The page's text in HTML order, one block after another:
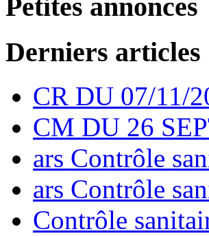
Petites annonces
Derniers articles
CR DU 07/11/
CM DU 26
ars Contrôle
ars Contrôle
Contrôle